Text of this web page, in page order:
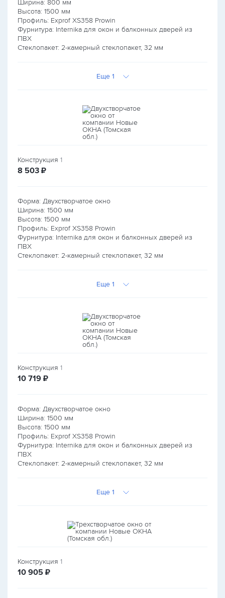
Ширина: 800 мм
Высота: 1500 мм
Профиль: Exprof XS358 Prowin
Фурнитура: Internika для окон и балконных дверей из
ПВХ
Стеклопакет: 2-камерный стеклопакет, 32 мм
Еще 1
Конструкция 1
8 503 руб.
₽
Форма: Двухстворчатое окно
Ширина: 1500 мм
Высота: 1500 мм
Профиль: Exprof XS358 Prowin
Фурнитура: Internika для окон и балконных дверей из
ПВХ
Стеклопакет: 2-камерный стеклопакет, 32 мм
Еще 1
Конструкция 1
10 719 руб.
₽
Форма: Двухстворчатое окно
Ширина: 1500 мм
Высота: 1500 мм
Профиль: Exprof XS358 Prowin
Фурнитура: Internika для окон и балконных дверей из
ПВХ
Стеклопакет: 2-камерный стеклопакет, 32 мм
Еще 1
Конструкция 1
10 905 руб.
₽